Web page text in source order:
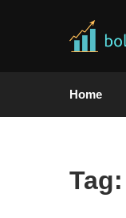
Home
Tag: